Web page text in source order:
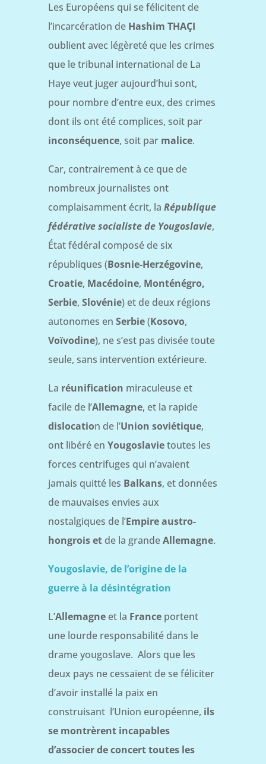
Les Européens qui se félicitent de
l’incarcération de Hashim THAÇI
oublient avec légèreté que les crimes
que le tribunal international de La
Haye veut juger aujourd’hui sont,
pour nombre d’entre eux, des crimes
dont ils ont été complices, soit par
inconséquence, soit par malice.
Car, contrairement à ce que de
nombreux journalistes ont
complaisamment écrit, la République
fédérative socialiste de Yougoslavie,
État fédéral composé de six
républiques (Bosnie-Herzégovine,
Croatie, Macédoine, Monténégro,
Serbie, Slovénie) et de deux régions
autonomes en Serbie(Kosovo,
Voïvodine), ne s’est pas divisée toute
seule, sans intervention extérieure.
La réunification miraculeuse et
facile de l’Allemagne, et la rapide
dislocation de l’Union soviétique,
ont libéré en Yougoslavietoutes les
forces centrifuges qui n’avaient
jamais quitté les Balkans, et données
de mauvaises envies aux
nostalgiques de l’Empire austro-
hongrois et de la grandeAllemagne.
Yougoslavie, de l’origine de la
guerre à la désintégration
L’Allemagneet la Franceportent
une lourde responsabilité dans le
drame yougoslave. Alors que les
deux pays ne cessaient de se féliciter
d’avoir installé la paix en
construisant l’Union européenne, ils
se montrèrent incapables
d’associer de concert toutes les